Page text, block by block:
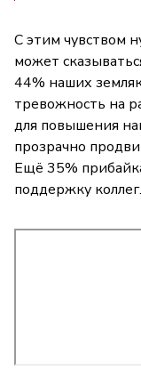
С этим чувством
может
44% наших
тревожность на
для повышения
прозрачно
Ещё 35%
поддержку коллег.